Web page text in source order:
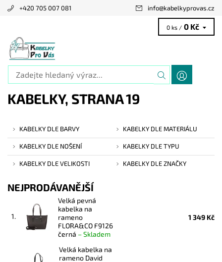
+420 705 007 081 info@kabelkyprovas.cz
0 ks / 0 Kč
KABELKY, STRANA 19
KABELKY DLE BARVY KABELKY DLE MATERIÁLU
KABELKY DLE NOŠENÍ KABELKY DLE TYPU
KABELKY DLE VELIKOSTI KABELKY DLE ZNAČKY
NEJPRODÁVANĚJŠÍ
1.
Velká pevná
kabelka na
rameno
FLORA&CO F9126
černá –Skladem
1 349 Kč
Velká kabelka na
rameno David